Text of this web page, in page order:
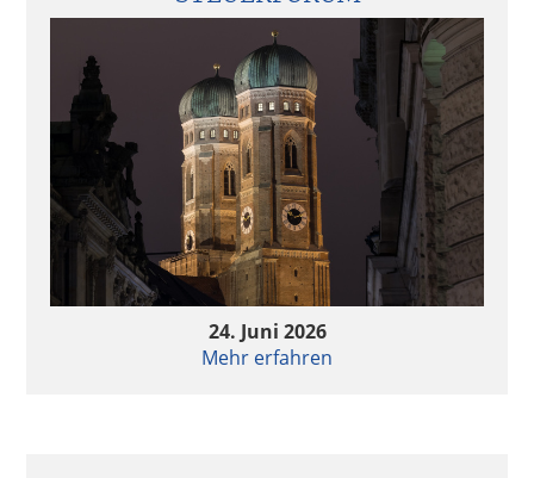
24. Juni 2026
Mehr erfahren